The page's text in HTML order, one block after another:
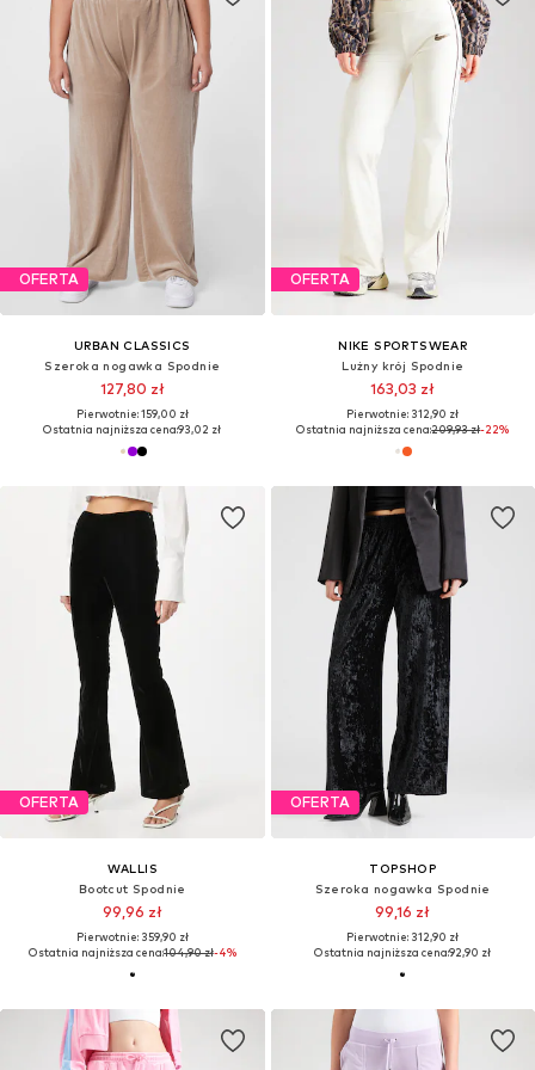
OFERTA
URBAN CLASSICS
Szeroka nogawka Spodnie
127,80 zł
Pierwotnie: 159,00 zł
Ostatnia najniższa cena:93,02 zł
OFERTA
NIKE SPORTSWEAR
Lużny krój Spodnie
163,03 zł
Pierwotnie: 312,90 zł
Ostatnia najniższa cena:209,93 zł-22%
OFERTA
WALLIS
Bootcut Spodnie
99,96 zł
Pierwotnie: 359,90 zł
Ostatnia najniższa cena:104,90 zł-4%
OFERTA
TOPSHOP
Szeroka nogawka Spodnie
99,16 zł
Pierwotnie: 312,90 zł
Ostatnia najniższa cena:92,90 zł